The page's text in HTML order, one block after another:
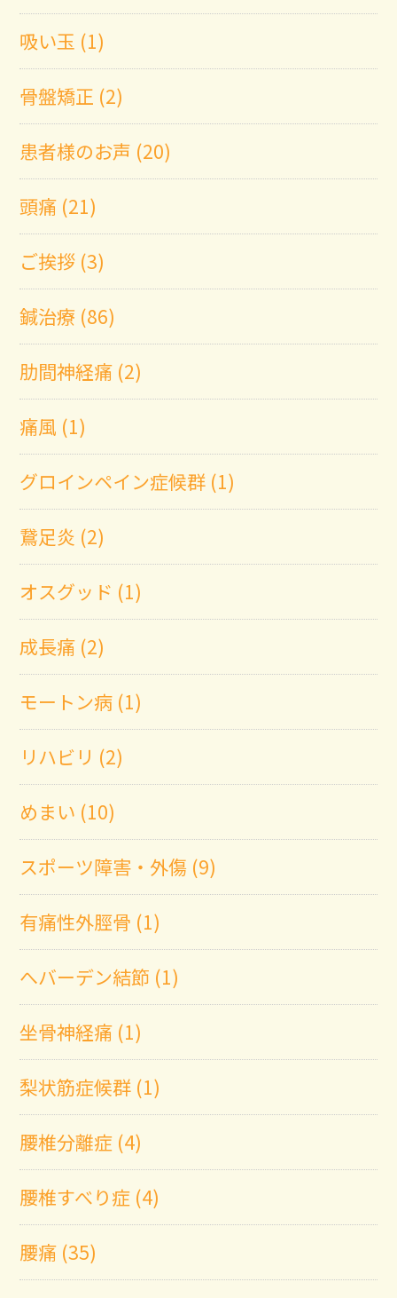
吸い玉 (1)
骨盤矯正 (2)
患者様のお声 (20)
頭痛 (21)
ご挨拶 (3)
鍼治療 (86)
肋間神経痛 (2)
痛風 (1)
グロインペイン症候群 (1)
鵞足炎 (2)
オスグッド (1)
成長痛 (2)
モートン病 (1)
リハビリ (2)
めまい (10)
スポーツ障害・外傷 (9)
有痛性外脛骨 (1)
へバーデン結節 (1)
坐骨神経痛 (1)
梨状筋症候群 (1)
腰椎分離症 (4)
腰椎すべり症 (4)
腰痛 (35)